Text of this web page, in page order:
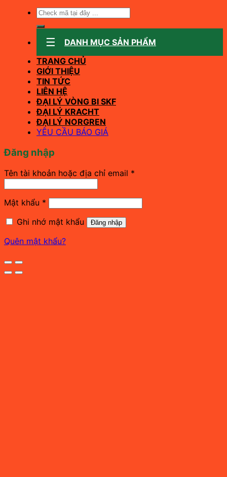
Tìm
DANH MỤC SẢN PHẨM
TRANG CHỦ
GIỚI THIỆU
TIN TỨC
LIÊN HỆ
ĐẠI LÝ VÒNG BI SKF
ĐẠI LÝ KRACHT
ĐẠI LÝ NORGREN
YÊU CẦU BÁO GIÁ
Đăng nhập
Tên tài khoản hoặc địa chỉ email *
Mật khẩu * Bắt
buộc
Ghi nhớ mật khẩu
Đăng nhập
Quên mật khẩu?